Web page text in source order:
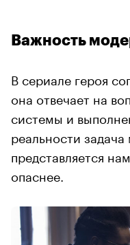
Важность
В сериале героя
она отвечает на
системы и
реальности
представляется
опаснее.